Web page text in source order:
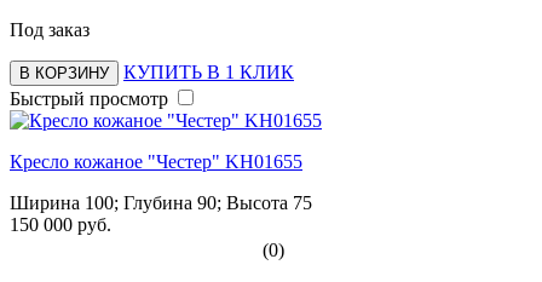
Под заказ
В КОРЗИНУ
КУПИТЬ В 1 КЛИК
Быстрый просмотр
Кресло кожаное "Честер" KH01655
Ширина 100; Глубина 90; Высота 75
150 000 руб.
(0)